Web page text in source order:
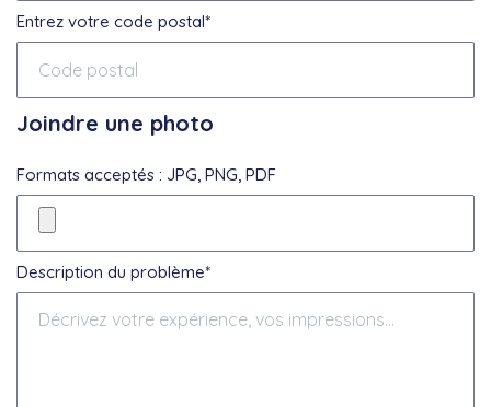
Entrez votre code postal*
Joindre une photo
Formats acceptés : JPG, PNG, PDF
Description du problème*